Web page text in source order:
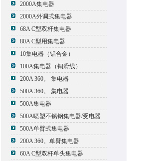
2000A集电器
2000A外调式集电器
68A C型双杆集电器
80A C型用集电器
10集电器（铝合金）
100A集电器（铜滑线）
200A 360。 集电器
500A 360。 集电器
500A集电器
500A喷塑不锈钢集电器/受电器
500A单臂式集电器
200A 360。单臂集电器
60A C型双杆单头集电器